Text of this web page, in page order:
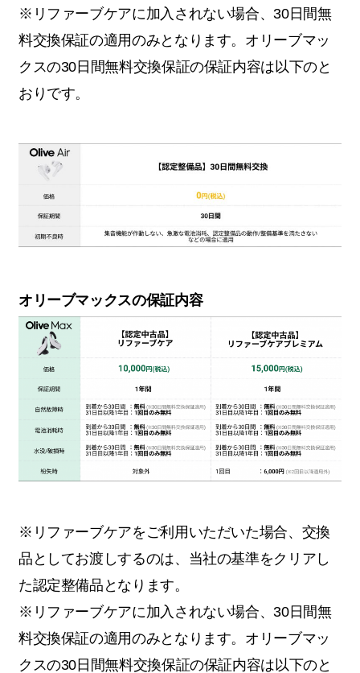
※リファーブケアに加入されない場合、30日間無
料交換保証の適用のみとなります。オリーブマッ
クスの30日間無料交換保証の保証内容は以下のと
おりです。
オリーブマックスの保証内容
※リファーブケアをご利用いただいた場合、交換
品としてお渡しするのは、当社の基準をクリアし
た認定整備品となります。
※リファーブケアに加入されない場合、30日間無
料交換保証の適用のみとなります。オリーブマッ
クスの30日間無料交換保証の保証内容は以下のと